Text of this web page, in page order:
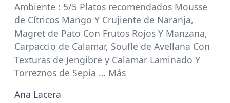
Ambiente : 5/5 Platos recomendados Mousse
de Cítricos Mango Y Crujiente de Naranja,
Magret de Pato Con Frutos Rojos Y Manzana,
Carpaccio de Calamar, Soufle de Avellana Con
Texturas de Jengibre y Calamar Laminado Y
Torreznos de Sepia … Más
Ana Lacera